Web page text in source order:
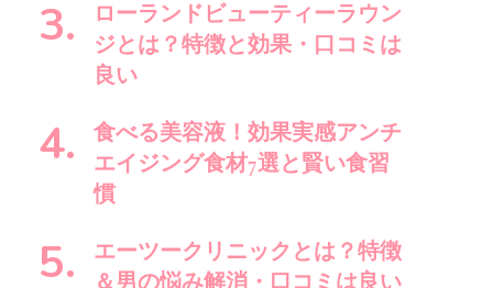
ローランドビューティーラウン
ジとは？特徴と効果・口コミは
良い
食べる美容液！効果実感アンチ
エイジング食材7選と賢い食習
慣
エーツークリニックとは？特徴
＆男の悩み解消・口コミは良い